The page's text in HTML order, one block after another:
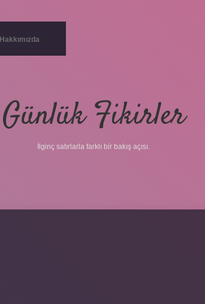
Hakkımızda
Günlük Fikirler
İlginç satırlarla farklı bir bakış açısı.